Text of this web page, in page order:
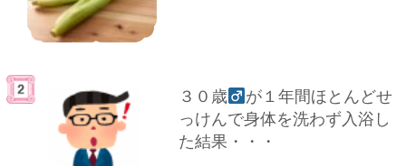
３０歳
が１年間ほとんどせ
っけんで身体を洗わず入浴し
た結果・・・